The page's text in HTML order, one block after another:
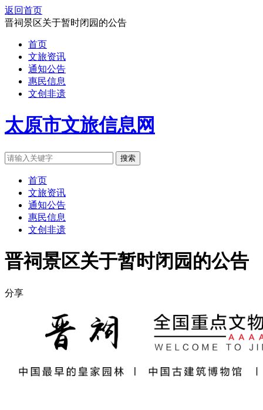
返回首页
晋祠景区关于暂时闭园的公告
首页
文旅资讯
通知公告
惠民信息
文创非遗
太原市文旅信息网
搜索
首页
文旅资讯
通知公告
惠民信息
文创非遗
晋祠景区关于暂时闭园的公告
分享